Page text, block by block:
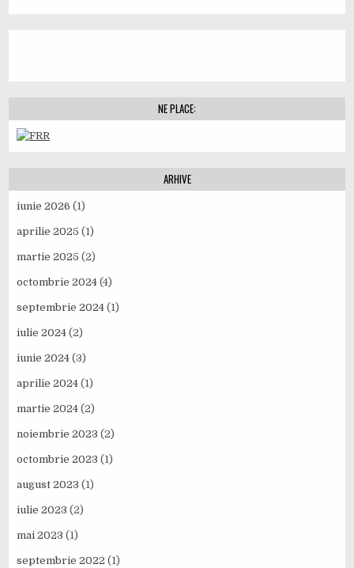
NE PLACE:
ARHIVE
iunie 2026 (1)
aprilie 2025 (1)
martie 2025 (2)
octombrie 2024 (4)
septembrie 2024 (1)
iulie 2024 (2)
iunie 2024 (3)
aprilie 2024 (1)
martie 2024 (2)
noiembrie 2023 (2)
octombrie 2023 (1)
august 2023 (1)
iulie 2023 (2)
mai 2023 (1)
septembrie 2022 (1)